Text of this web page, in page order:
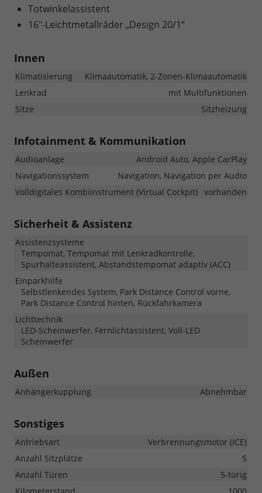
Totwinkelassistent
16"-Leichtmetallräder „Design 20/1“
Innen
Klimatisierung
Klimaautomatik, 2-Zonen-Klimaautomatik
Lenkrad
mit Multifunktionen
Sitze
Sitzheizung
Infotainment & Kommunikation
Audioanlage
Android Auto, Apple CarPlay
Navigationssystem
Navigation, Navigation per Audio
Volldigitales Kombiinstrument (Virtual Cockpit) vorhanden
Sicherheit & Assistenz
Assistenzsysteme
Tempomat, Tempomat mit Lenkradkontrolle,
Spurhalteassistent, Abstandstempomat adaptiv (ACC)
Einparkhilfe
Selbstlenkendes System, Park Distance Control vorne,
Park Distance Control hinten, Rückfahrkamera
Lichttechnik
LED-Scheinwerfer, Fernlichtassistent, Voll-LED
Scheinwerfer
Außen
Anhängerkupplung Abnehmbar
Sonstiges
Antriebsart
Verbrennungsmotor (ICE)
Anzahl Sitzplätze
5
Anzahl Türen
5-türig
Kilometerstand
1000